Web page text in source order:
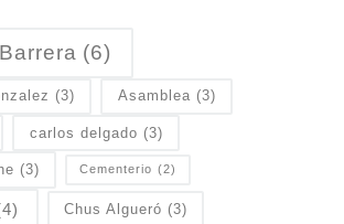
(6)
(3) Asamblea (3)
carlos delgado (3)
(3) Cementerio (2)
Chus Algueró (3)